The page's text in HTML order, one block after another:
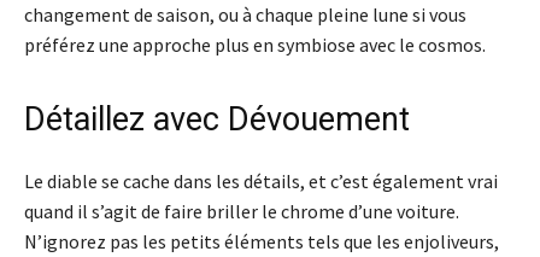
changement de saison, ou à chaque pleine lune si vous
préférez une approche plus en symbiose avec le cosmos.
Détaillez avec Dévouement
Le diable se cache dans les détails, et c’est également vrai
quand il s’agit de faire briller le chrome d’une voiture.
N’ignorez pas les petits éléments tels que les enjoliveurs,